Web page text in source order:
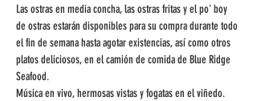
Las ostras en media concha, las ostras fritas y el po' boy
de ostras estarán disponibles para su compra durante todo
el fin de semana hasta agotar existencias, así como otros
platos deliciosos, en el camión de comida de Blue Ridge
Seafood.
Música en vivo, hermosas vistas y fogatas en el viñedo.